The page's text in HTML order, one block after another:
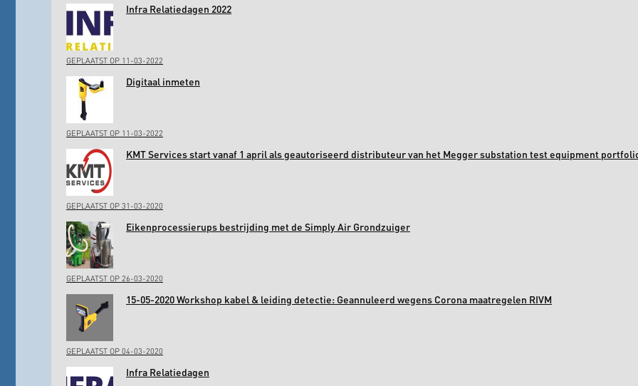
Infra Relatiedagen 2022
GEPLAATST OP 11-03-2022
Digitaal inmeten
GEPLAATST OP 11-03-2022
KMT Services start vanaf 1 april als geautoriseerd distributeur van het Megger substation test equipment
GEPLAATST OP 31-03-2020
Eikenprocessierups bestrijding met de Simply Air Grondzuiger
GEPLAATST OP 26-03-2020
15-05-2020 Workshop kabel & leiding detectie: Geannuleerd wegens Corona maatregelen RIVM
GEPLAATST OP 04-03-2020
Infra Relatiedagen